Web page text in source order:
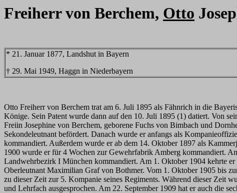
Freiherr von Berchem, Otto
* 21. Januar 1877, Landshut in Bayern
† 29. Mai 1949, Haggn in Niederbayern
Otto Freiherr von Berchem trat am 6. Juli 1895 als Fähnrich in die
Könige. Sein Patent wurde dann auf den 10. Juli 1895 (1) datiert. Von
Freiin Josephine von Berchem, geborene Fuchs von Bimbach und
Sekondeleutnant befördert. Danach wurde er anfangs als
kommandiert. Außerdem wurde er ab dem 14. Oktober 1897 als
1900 wurde er für 4 Wochen zur Gewehrfabrik Amberg kommandiert.
Landwehrbezirk I München kommandiert. Am 1. Oktober 1904 kehrte
Oberleutnant Maximilian Graf von Bothmer. Vom 1. Oktober 1905 bis
zu dieser Zeit zur 5. Kompanie seines Regiments. Während dieser Zeit
und Lehrfach ausgesprochen. Am 22. September 1909 hat er auch die